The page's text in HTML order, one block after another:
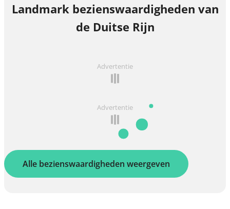
Landmark bezienswaardigheden van
de Duitse Rijn
Advertentie
Advertentie
Alle bezienswaardigheden weergeven